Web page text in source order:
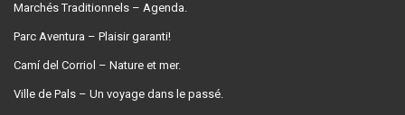
Marchés Traditionnels – Agenda.
Parc Aventura – Plaisir garanti!
Camí del Corriol – Nature et mer.
Ville de Pals – Un voyage dans le passé.